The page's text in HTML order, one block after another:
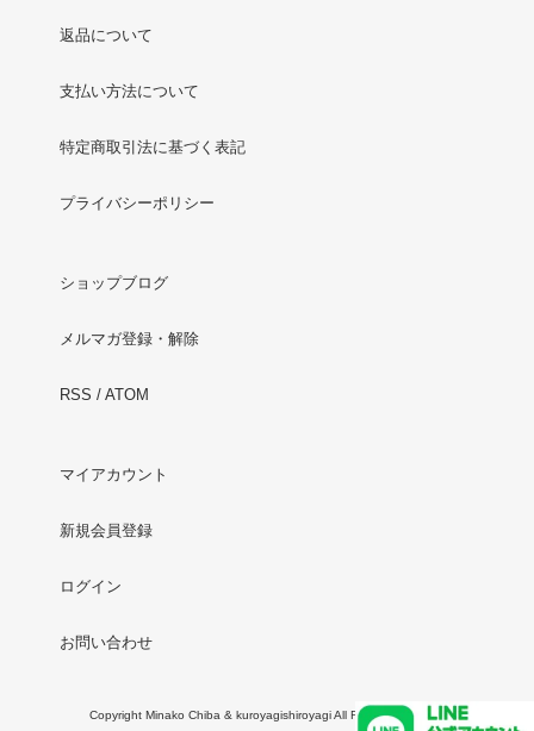
返品について
支払い方法について
特定商取引法に基づく表記
プライバシーポリシー
ショップブログ
メルマガ登録・解除
RSS / ATOM
マイアカウント
新規会員登録
ログイン
お問い合わせ
Copyright Minako Chiba & kuroyagishiroyagi All Rights Reserved.